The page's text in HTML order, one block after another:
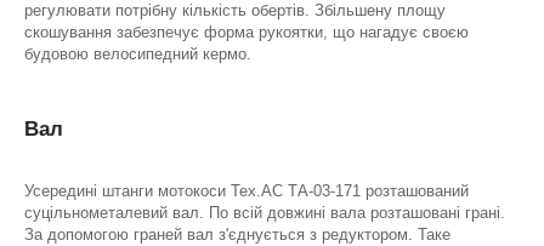
регулювати потрібну кількість обертів. Збільшену площу
скошування забезпечує форма рукоятки, що нагадує своєю
будовою велосипедний кермо.
Вал
Усередині штанги мотокоси Тех.АС ТА-03-171 розташований
суцільнометалевий вал. По всій довжині вала розташовані грані.
За допомогою граней вал з'єднується з редуктором. Таке